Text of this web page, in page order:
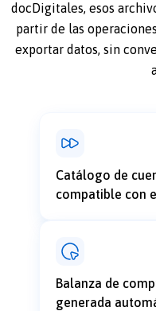
docDigitales, esos
partir de las
exportar datos, sin
Catálogo de
compatible con
Balanza de
generada